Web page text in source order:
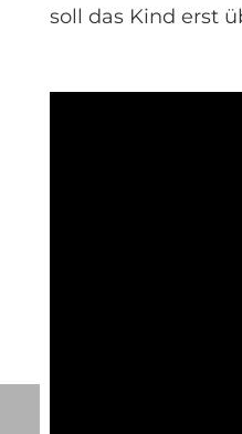
soll das Kind erst